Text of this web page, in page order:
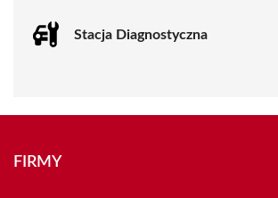
Stacja Diagnostyczna
FIRMY